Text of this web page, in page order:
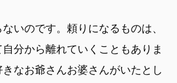
いのです。頼りになるものは、
分から離れていくこともありま
なお爺さんお婆さんがいたとし